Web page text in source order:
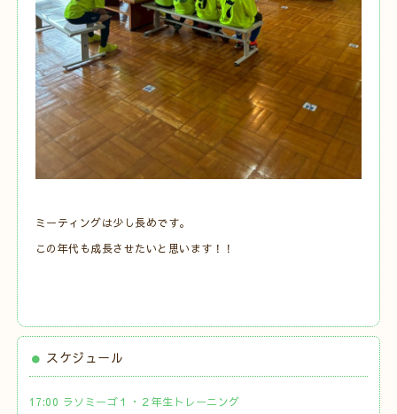
ミーティングは少し長めです。
この年代も成長させたいと思います！！
スケジュール
17:00 ラソミーゴ１・２年生トレーニング